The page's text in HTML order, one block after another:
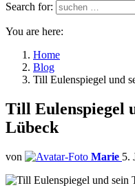
Search for:
You are here:
Home
Blog
Till Eulenspiegel und
Till Eulenspiegel
Lübeck
von Marie 5.